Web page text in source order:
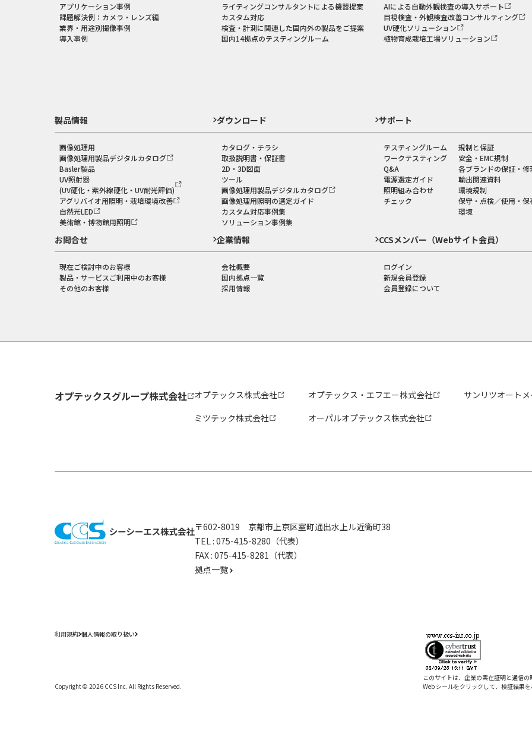
アプリケーション事例
課題解決例：カメラ・レンズ編
業界・用途別撮像事例
導入事例
ライティングコンサルタントによる機器提案
カスタム対応
検査・計測に関連した国内外の製品をご提案
国内14拠点のテスティングルーム
AIによる自動外観検査の導入サポート
目視検査・外観検査改善コンサルティング
UV硬化ソリューション
植物育成栽培工場ソリューション
製品情報
画像処理用
画像処理用製品デジタルカタログ
Basler製品
UV照射器
(UV硬化・紫外線硬化・UV耐光評価)
アグリバイオ用照明・栽培環境改善
自然光LED
美術館・博物館用照明
ダウンロード
カタログ・チラシ
取扱説明書・保証書
2D・3D図面
ツール
画像処理用製品デジタルカタログ
画像処理用照明の選定ガイド
カスタム対応事例集
ソリューション事例集
サポート
テスティングルーム
ワークテスティング
Q&A
電源選定ガイド
照明組み合わせ
チェック
規制と保証
安全・EMC規制
各ブランドの保証・修
輸出関連資料
環境規制
保守・点検／使用・保
環境
お問合せ
現在ご検討中のお客様
製品・サービスご利用中のお客様
その他のお客様
企業情報
会社概要
国内拠点一覧
採用情報
CCSメンバー（Webサイト会員）
ログイン
新規会員登録
会員登録について
オプテックスグループ株式会社 オプテックス株式会社 オプテックス・エフエー株式会社
サンリツオート
ミツテック株式会社
オーパルオプテックス株式会社
〒602-8019 京都市上京区室町通出水上ル近衛町38
TEL : 075-415-8280（代表）
FAX : 075-415-8281（代表）
拠点一覧
利用規約 個人情報の取り扱い
Copyright © 2026 CCS Inc. All Rights Reserved.
このサイトは、企業の実在証明と通信
Web シールをクリックして、検証結果を